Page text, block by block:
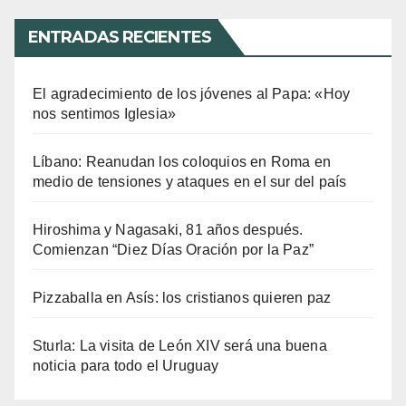
ENTRADAS RECIENTES
El agradecimiento de los jóvenes al Papa: «Hoy
nos sentimos Iglesia»
Líbano: Reanudan los coloquios en Roma en
medio de tensiones y ataques en el sur del país
Hiroshima y Nagasaki, 81 años después.
Comienzan “Diez Días Oración por la Paz”
Pizzaballa en Asís: los cristianos quieren paz
Sturla: La visita de León XIV será una buena
noticia para todo el Uruguay